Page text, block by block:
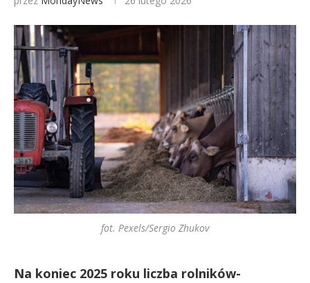
fot. Pexels/Sergio Zhukov
Na koniec 2025 roku liczba rolników-